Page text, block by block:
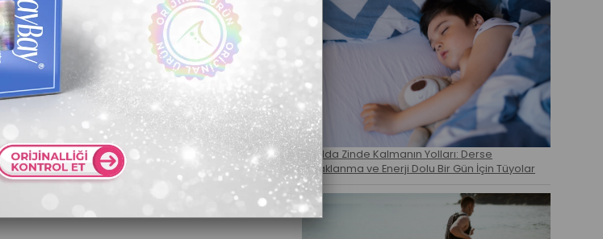
neden, koku alma fonksiyonlarını zayıflatan ve her yaş
vermektedir. Bu önemli belirtiler ise:
Okulda Zinde Kalmanın Yolları: Derse
Odaklanma ve Enerji Dolu Bir Gün İçin Tüyolar